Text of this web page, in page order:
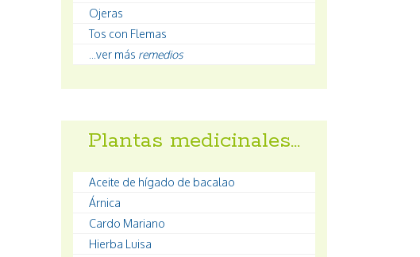
Ojeras
Tos con Flemas
...ver más remedios
Plantas medicinales…
Aceite de hígado de bacalao
Árnica
Cardo Mariano
Hierba Luisa